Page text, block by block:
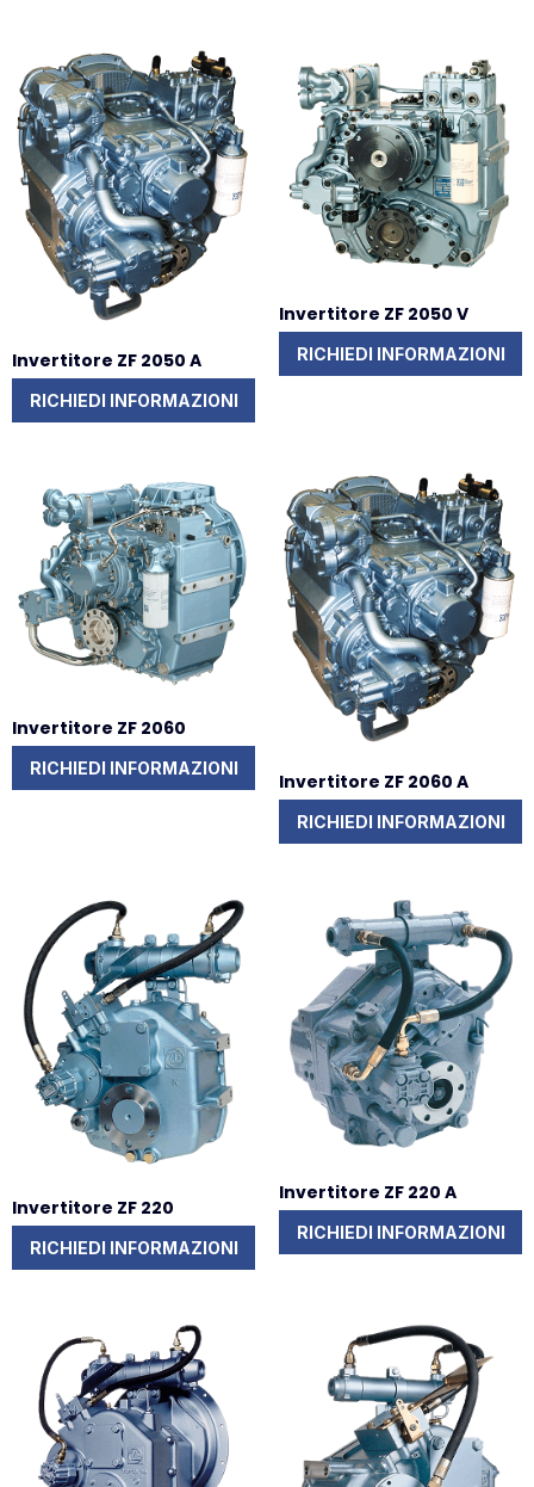
Invertitore ZF 2050 A
RICHIEDI INFORMAZIONI
Invertitore ZF 2050 V
RICHIEDI INFORMAZIONI
Invertitore ZF 2060
RICHIEDI INFORMAZIONI
Invertitore ZF 2060 A
RICHIEDI INFORMAZIONI
Invertitore ZF 220
RICHIEDI INFORMAZIONI
Invertitore ZF 220 A
RICHIEDI INFORMAZIONI